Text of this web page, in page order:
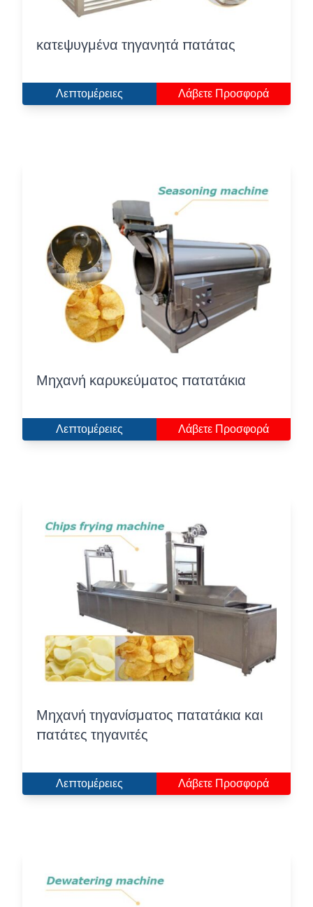
κατεψυγμένα τηγανητά πατάτας
Λεπτομέρειες Λάβετε Προσφορά
Μηχανή καρυκεύματος πατατάκια
Λεπτομέρειες Λάβετε Προσφορά
Μηχανή τηγανίσματος πατατάκια και
πατάτες τηγανιτές
Λεπτομέρειες Λάβετε Προσφορά